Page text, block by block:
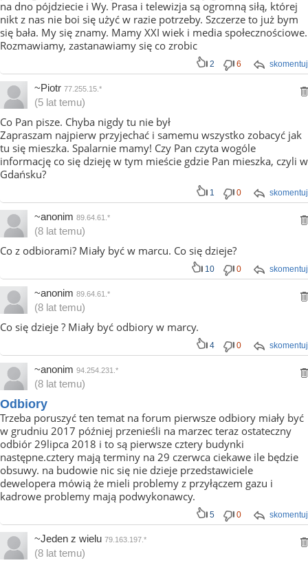
na dno pójdziecie i Wy. Prasa i telewizja są ogromną siłą, której
nikt z nas nie boi się użyć w razie potrzeby. Szczerze to już bym
się bała. My się znamy. Mamy XXI wiek i media społecznościowe.
Rozmawiamy, zastanawiamy się co zrobic
skomentuj
2 6
~Piotr 77.255.15.*
(5 lat temu)
Co Pan pisze. Chyba nigdy tu nie był
Zapraszam najpierw przyjechać i samemu wszystko zobacyć jak
tu się mieszka. Spalarnie mamy! Czy Pan czyta wogóle
informację co się dzieję w tym mieście gdzie Pan mieszka, czyli w
Gdańsku?
skomentuj
1 0
~anonim 89.64.61.*
(8 lat temu)
Co z odbiorami? Miały być w marcu. Co się dzieje?
skomentuj
10 0
~anonim 89.64.61.*
(8 lat temu)
Co się dzieje ? Miały być odbiory w marcy.
skomentuj
4 0
~anonim 94.254.231.*
(8 lat temu)
Odbiory
Trzeba poruszyć ten temat na forum pierwsze odbiory miały być
w grudniu 2017 później przenieśli na marzec teraz ostateczny
odbiór 29lipca 2018 i to są pierwsze cztery budynki
następne.cztery mają terminy na 29 czerwca ciekawe ile będzie
obsuwy. na budowie nic się nie dzieje przedstawiciele
dewelopera mówią że mieli problemy z przyłączem gazu i
kadrowe problemy mają podwykonawcy.
skomentuj
5 0
~Jeden z wielu 79.163.197.*
(8 lat temu)